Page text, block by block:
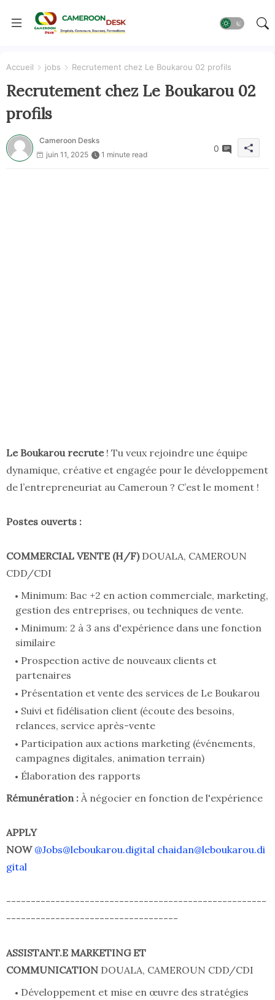
Accueil jobs Recrutement chez Le Boukarou 02 profils
Recrutement chez Le Boukarou 02
profils
Cameroon Desks
juin 11, 2025
1 minute read
0
Le Boukarou recrute! Tu veux rejoindre une équipe
dynamique, créative et engagée pour le développement
de l’entrepreneuriat au Cameroun ? C’est le moment !
Postes ouverts :
COMMERCIAL VENTE (H/F) DOUALA, CAMEROUN
CDD/CDI
Minimum: Bac +2 en action commerciale, marketing,
gestion des entreprises, ou techniques de vente.
Minimum: 2 à 3 ans d'expérience dans une fonction
similaire
Prospection active de nouveaux clients et
partenaires
Présentation et vente des services de Le Boukarou
Suivi et fidélisation client (écoute des besoins,
relances, service après-vente
Participation aux actions marketing (événements,
campagnes digitales, animation terrain)
Élaboration des rapports
Rémunération : À négocier en fonction de l'expérience
APPLY
NOW @Jobs@leboukarou.digital chaidan@leboukarou.di
gital
-----------------------------------------------------
-----------------------------------
ASSISTANT.E MARKETING ET
COMMUNICATION DOUALA, CAMEROUN CDD/CDI
Développement et mise en œuvre des stratégies